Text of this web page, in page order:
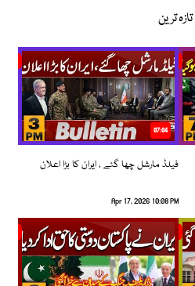
تازہ ترین
07:04
فیلڈ مارشل چھا گئے ، ایران کا بڑا اعلان
Apr 17, 2026 10:08 PM